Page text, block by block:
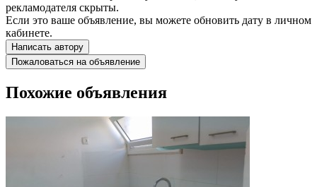
рекламодателя скрыты.
Если это ваше объявление, вы можете обновить дату в личном
кабинете.
Написать автору
Пожаловаться на объявление
Похожие объявления